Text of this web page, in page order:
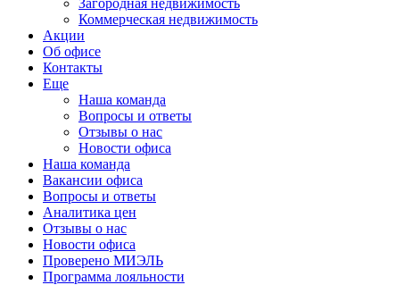
Загородная недвижимость
Коммерческая недвижимость
Акции
Об офисе
Контакты
Еще
Наша команда
Вопросы и ответы
Отзывы о нас
Новости офиса
Наша команда
Вакансии офиса
Вопросы и ответы
Аналитика цен
Отзывы о нас
Новости офиса
Проверено МИЭЛЬ
Программа лояльности